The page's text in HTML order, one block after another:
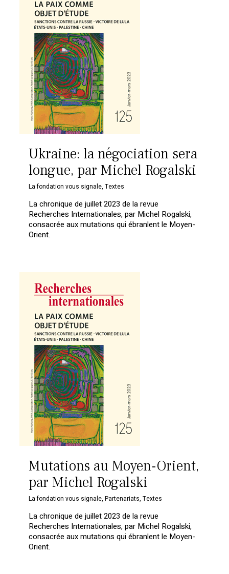
Ukraine: la négociation sera
longue, par Michel Rogalski
La fondation vous signale,Textes
La chronique de juillet 2023 de la revue
Recherches Internationales, par Michel Rogalski,
consacrée aux mutations qui ébranlent le Moyen-
Orient.
Mutations au Moyen-Orient,
par Michel Rogalski
La fondation vous signale,Partenariats,Textes
La chronique de juillet 2023 de la revue
Recherches Internationales, par Michel Rogalski,
consacrée aux mutations qui ébranlent le Moyen-
Orient.